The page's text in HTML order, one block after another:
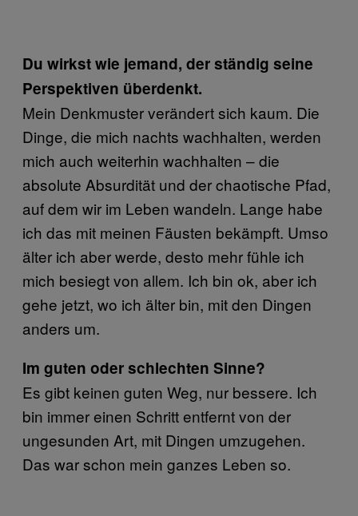
Du wirkst wie jemand, der ständig seine
Perspektiven überdenkt.
Mein Denkmuster verändert sich kaum. Die
Dinge, die mich nachts wachhalten, werden
mich auch weiterhin wachhalten – die
absolute Absurdität und der chaotische Pfad,
auf dem wir im Leben wandeln. Lange habe
ich das mit meinen Fäusten bekämpft. Umso
älter ich aber werde, desto mehr fühle ich
mich besiegt von allem. Ich bin ok, aber ich
gehe jetzt, wo ich älter bin, mit den Dingen
anders um.
Im guten oder schlechten Sinne?
Es gibt keinen guten Weg, nur bessere. Ich
bin immer einen Schritt entfernt von der
ungesunden Art, mit Dingen umzugehen.
Das war schon mein ganzes Leben so.